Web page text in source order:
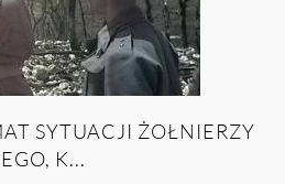
SYTUACJI ŻOŁNIERZY
K...